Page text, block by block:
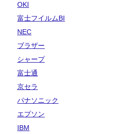
OKI
富士フイルムBI
NEC
ブラザー
シャープ
富士通
京セラ
パナソニック
エプソン
IBM